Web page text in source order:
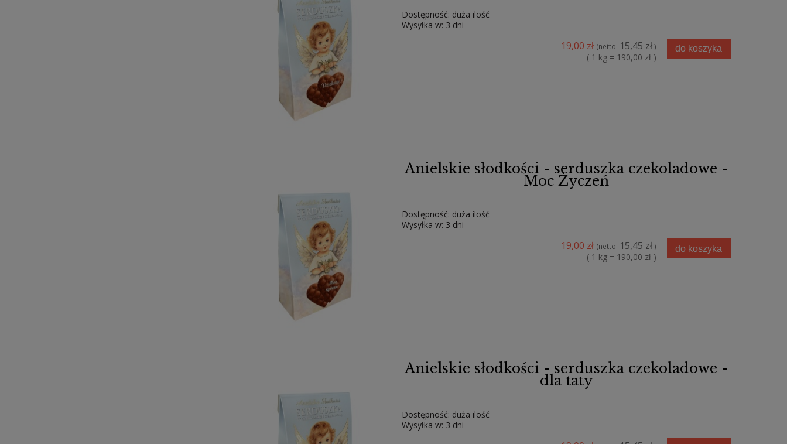
Dostępność: duża ilość
Wysyłka w: 3 dni
19,00 zł (netto: 15,45 zł)
( 1 kg = 190,00 zł )
do koszyka
Anielskie słodkości - serduszka czekoladowe -
Moc Życzeń
Dostępność: duża ilość
Wysyłka w: 3 dni
19,00 zł (netto: 15,45 zł)
( 1 kg = 190,00 zł )
do koszyka
Anielskie słodkości - serduszka czekoladowe -
dla taty
Dostępność: duża ilość
Wysyłka w: 3 dni